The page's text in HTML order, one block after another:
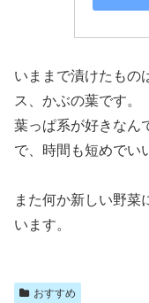
いままで漬けたもの
ス、かぶの葉です。
葉っぱ系が好きなん
で、時間も短めでい
また何か新しい野菜
います。
おすすめ